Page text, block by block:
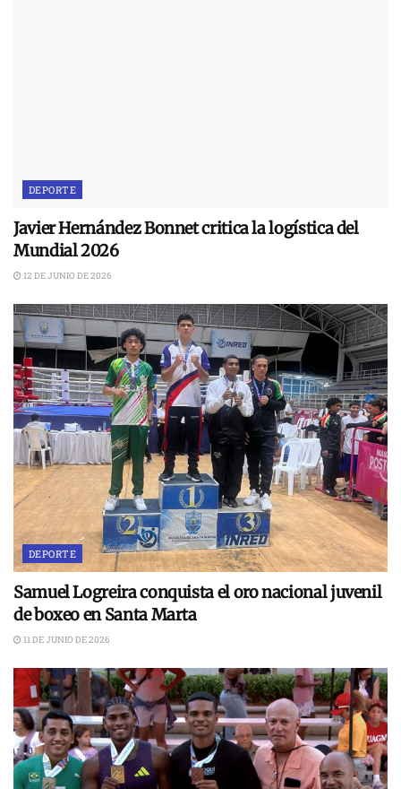
DEPORTE
Javier Hernández Bonnet critica la logística del
Mundial 2026
12 DE JUNIO DE 2026
DEPORTE
Samuel Logreira conquista el oro nacional juvenil
de boxeo en Santa Marta
11 DE JUNIO DE 2026